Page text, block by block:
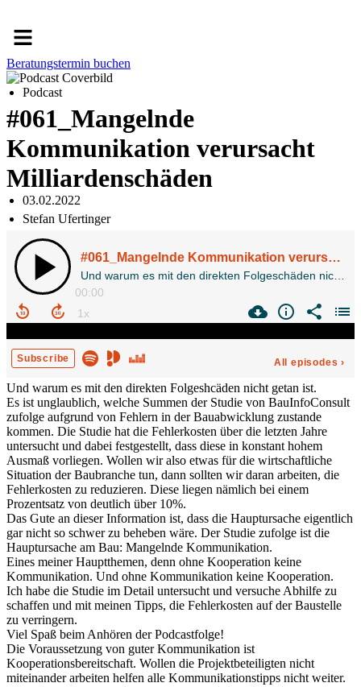
Menü
Beratungstermin buchen
Podcast
#061_Mangelnde
Kommunikation verursacht
Milliardenschäden
03.02.2022
Stefan Ufertinger
Und warum es mit den direkten Folgeshcäden nicht getan ist.
Es ist unglaublich, welche Summen der Studie von BauInfoConsult
zufolge aufgrund von Fehlern in der Bauabwicklung zustande
kommen. Die Studie hat die Fehlerkosten über die letzten Jahre
untersucht und dabei festgestellt, dass diese in konstant hohem
Ausmaß vorliegen. Wollen wir also etwas für die wirtschaftliche
Situation der Baubranche tun, dann sollten wir daran arbeiten, die
Fehlerkosten zu reduzieren. Diese liegen nämlich bei einem
Prozentsatz von deutlich über 10%.
Das Gute an dieser Information ist, dass die Hauptursache eigentlich
gar nicht so schwer zu beheben wäre. Der Studie zufolge ist die
Hauptursache am Bau: Mangelnde Kommunikation.
Eines meiner Hauptthemen, denn ohne Kooperation keine
Kommunikation. Und ohne Kommunikation keine Kooperation.
Ich habe die Studie im Detail untersucht und versuche Abhilfe zu
schaffen und mit meinen Tipps, die Fehlerkosten auf der Baustelle
zu verringern.
Viel Spaß beim Anhören der Podcastfolge!
Die Voraussetzung von guter Kommunikation ist
Kooperationsbereitschaft. Wollen die Projektbeteiligten nicht
miteinander arbeiten helfen alle Kommunikationstipps nicht weiter.